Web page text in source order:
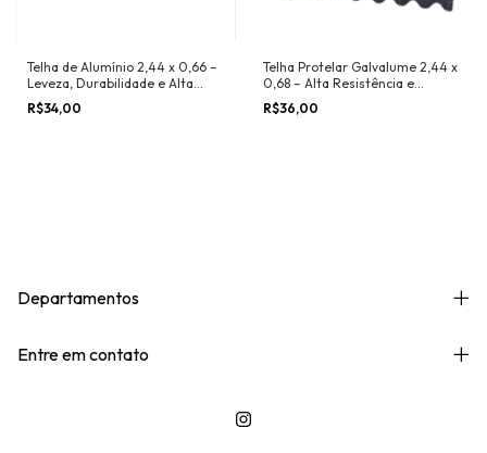
Telha de Alumínio 2,44 x 0,66 –
Leveza, Durabilidade e Alta
Proteção
R$34,00
Telha Protelar Galvalume 2,44 x
0,68 – Alta Resistência e
Proteção Superior
R$36,00
Departamentos
Entre em contato